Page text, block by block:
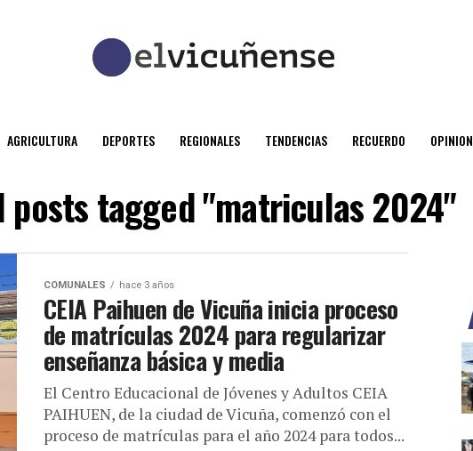
AGRICULTURA DEPORTES REGIONALES TENDENCIAS RECUERDO OPINION
posts tagged "matriculas 2024"
COMUNALES hace 3 años
CEIA Paihuen de Vicuña inicia proceso
de matrículas 2024 para regularizar
enseñanza básica y media
El Centro Educacional de Jóvenes y Adultos CEIA
PAIHUEN, de la ciudad de Vicuña, comenzó con el
proceso de matrículas para el año 2024 para todos...